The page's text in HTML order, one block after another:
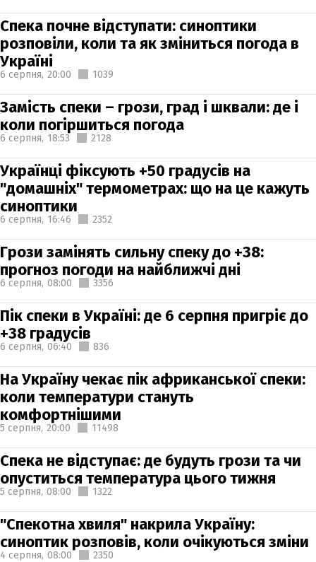
Спека почне відступати: синоптики
розповіли, коли та як зміниться погода в
Україні
6 серпня, 20:00 1039
Замість спеки – грози, град і шквали: де і
коли погіршиться погода
6 серпня, 18:53 2128
Українці фіксують +50 градусів на
"домашніх" термометрах: що на це кажуть
синоптики
6 серпня, 16:46 2352
Грози замінять сильну спеку до +38:
прогноз погоди на найближчі дні
6 серпня, 08:00 3356
Пік спеки в Україні: де 6 серпня пригріє до
+38 градусів
6 серпня, 06:40 836
На Україну чекає пік африканської спеки:
коли температури стануть
комфортнішими
5 серпня, 20:00 11498
Спека не відступає: де будуть грози та чи
опуститься температура цього тижня
5 серпня, 08:00 1322
"Спекотна хвиля" накрила Україну:
синоптик розповів, коли очікуються зміни
4 серпня, 08:00 2350